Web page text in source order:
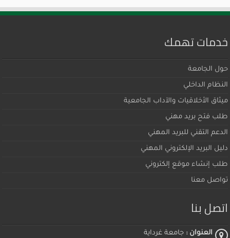
خدمات تهمك
حول الجامعة
النظام الداخلي
ميثاق اﻷخلاقيات والآداب الجامعية
طلب فتح بريد مهني
الدعم التقني للبريد المهني
دليل البريد الإلكتروني المهني
طلب إنشاء موقع إلكتروني
تواصل معنا
اتصل بنا
العنوان : جامعة غرداية